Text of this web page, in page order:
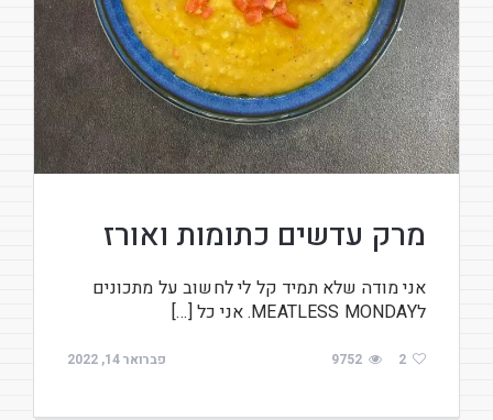
מרק עדשים כתומות ואורז
אני מודה שלא תמיד קל לי לחשוב על מתכונים
לMEATLESS MONDAY. אני כל […]
פברואר 14, 2022 9752 2